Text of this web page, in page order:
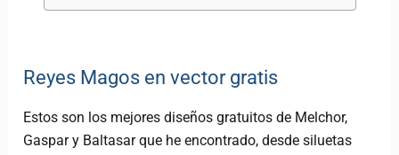
Reyes Magos en vector gratis
Estos son los mejores diseños gratuitos de Melchor,
Gaspar y Baltasar que he encontrado, desde siluetas